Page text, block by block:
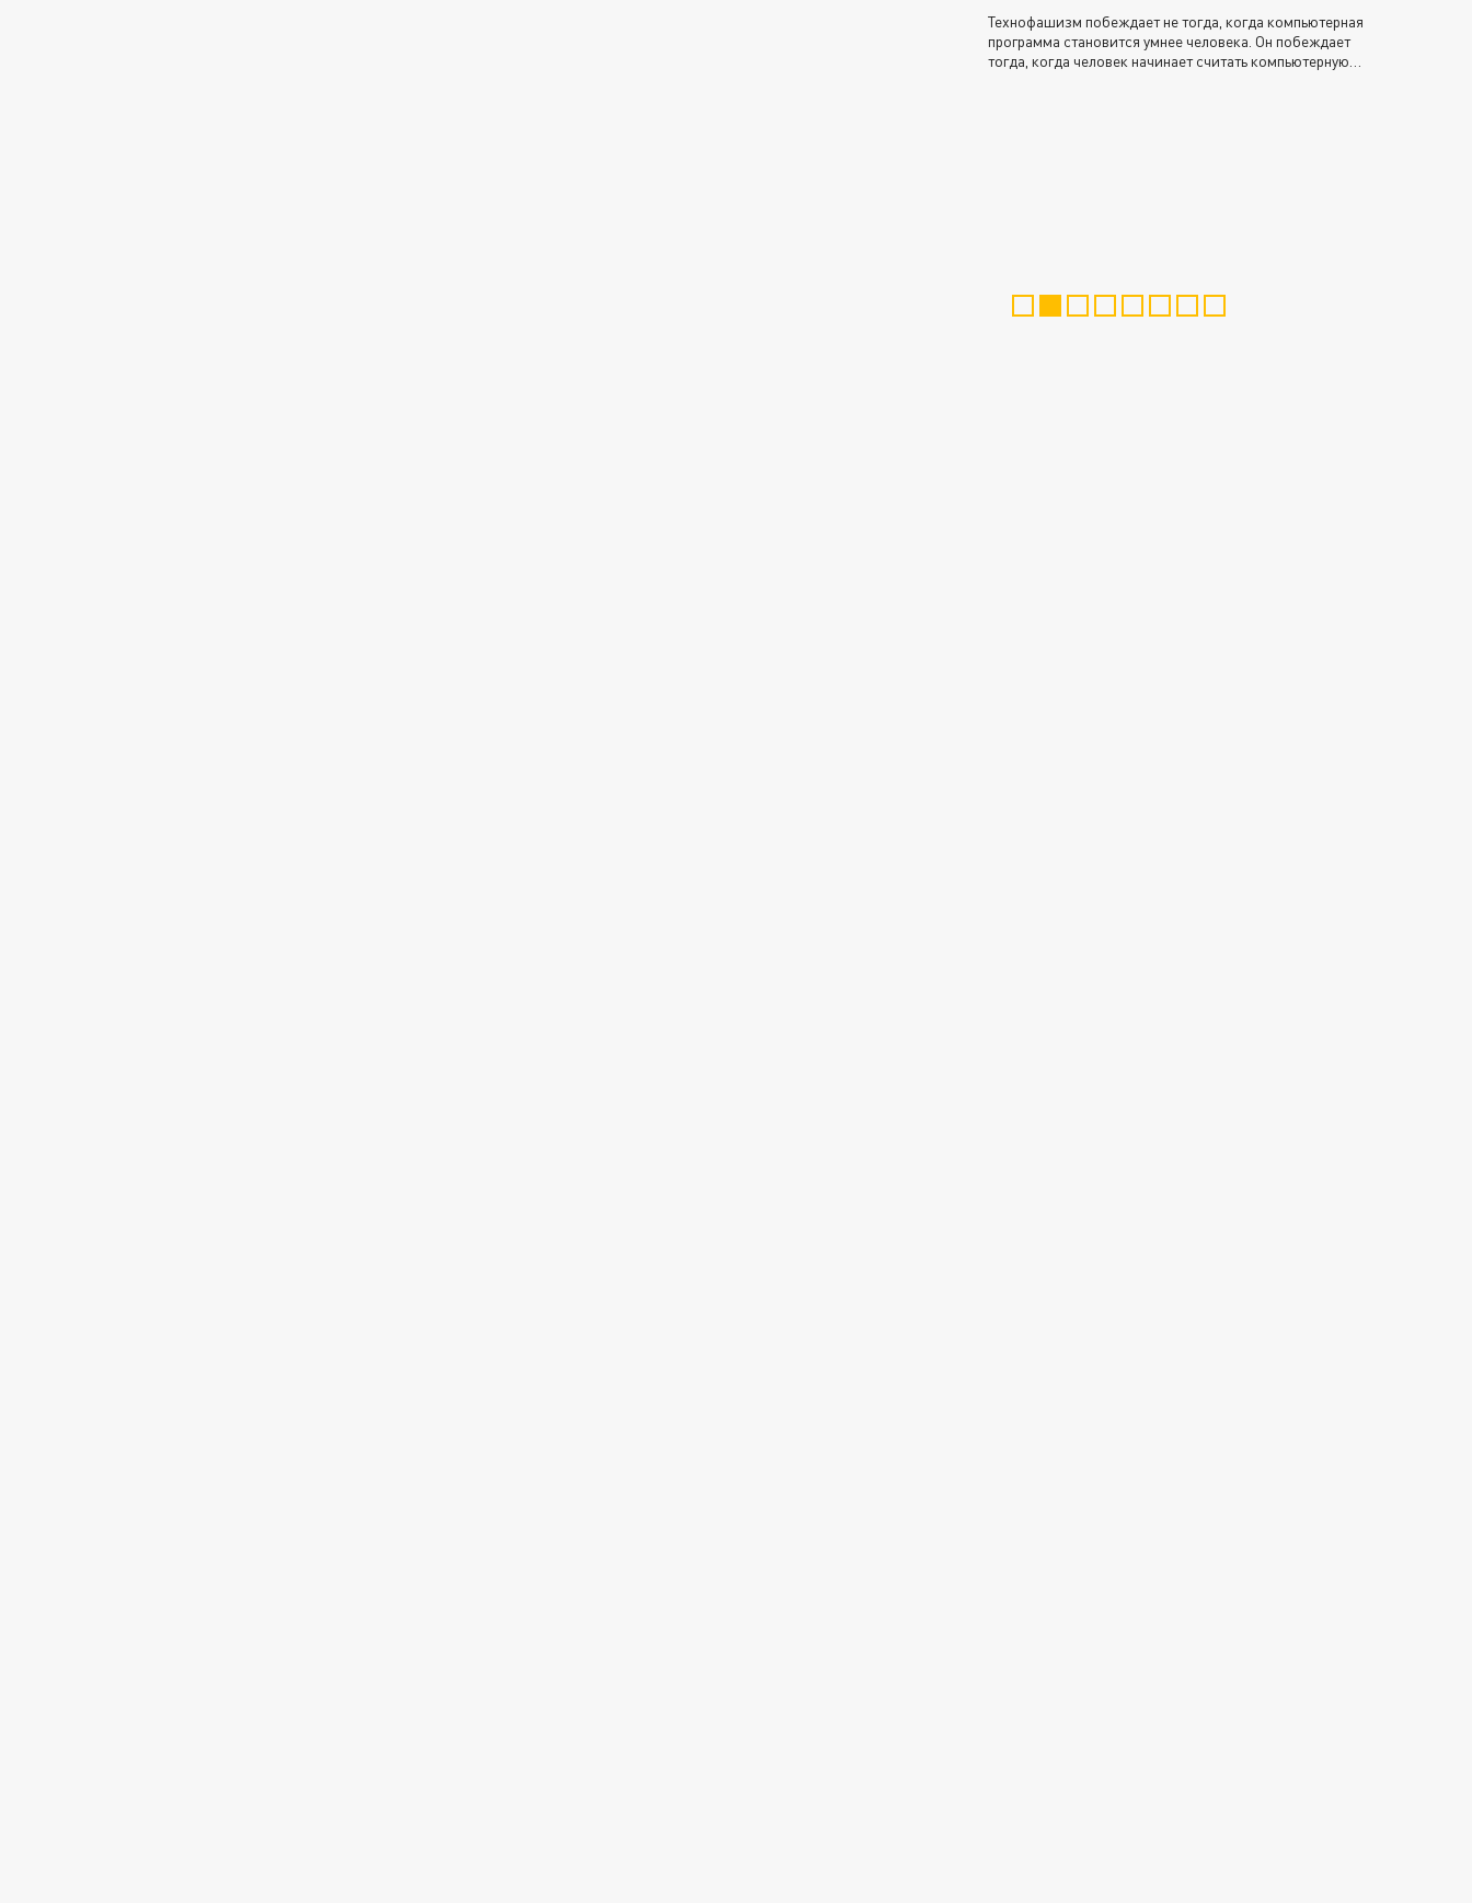
Технофашизм побеждает не тогда, когда компьютерная
программа становится умнее человека. Он побеждает
тогда, когда человек начинает считать компьютерную